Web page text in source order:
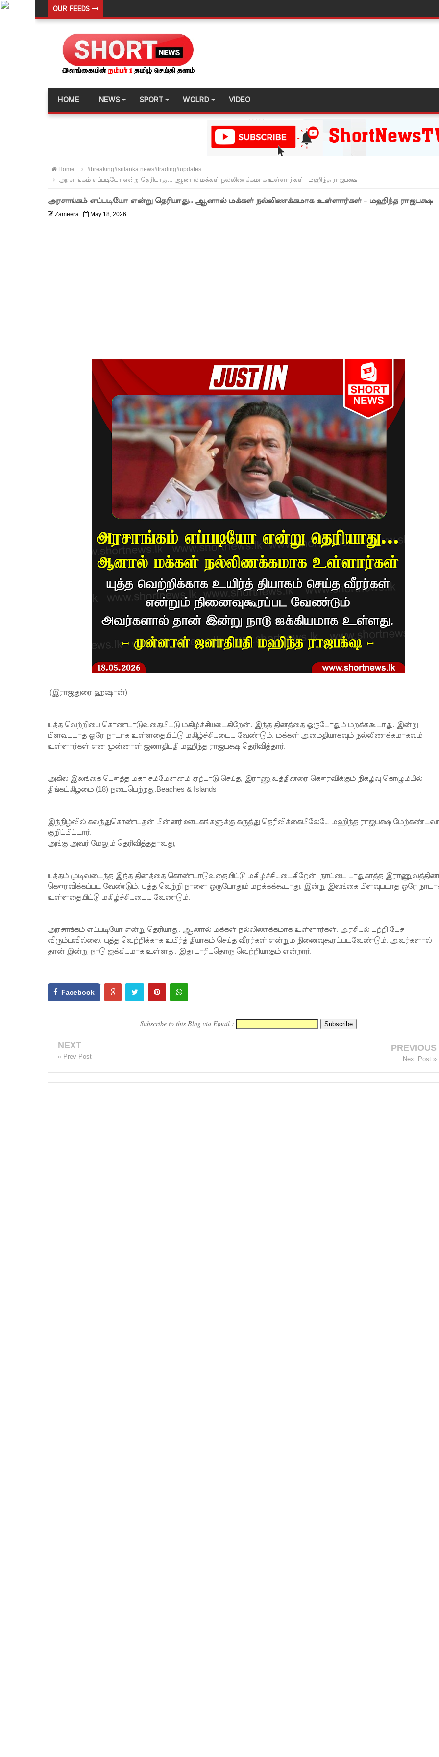
OUR FEEDS
வர்த்தமானியில் வெளியானது 22வது அரசியலமைப்புத் திருத்தச் சட்டமூலம்!
யாழ்.சிறைச்சாலையிலும் விசேட பாதுகாப்பு நடவடிக்கை!
மட்டக்களப்பு சிறைச்சாலையை சுற்றி பலத்த பாதுகாப்பு!
லலித் - குகன் காணாமற்போன வழக்கு கோட்டாபய ராஜபக்ச செப்டம்பர் 29ஆம் தேதி காணொளி மூலம் சாட்சியமளிக்க
நேற்றைய மெகசின் சிறை மோதலில் கைதி ஒருவர் பலி!
சிறையின் வாயிற்கதவை முற்றுகையிட்ட பல்லன்சேன கைதிகள்!
ஷானி அபேசேகர, பிரதிக் காவல்துறை மா அதிபராக தரமுயர்வு!
HOME NEWS SPORT WOLRD VIDEO
Home
#breaking#srilanka news#trading#updates
அரசாங்கம் எப்படியோ என்று தெரியாது… ஆனால் மக்கள் நல்லிணக்கமாக உள்ளார்கள் - மஹிந்த ராஜபக்ஷ
அரசாங்கம் எப்படியோ என்று தெரியாது… ஆனால் மக்கள் நல்லிணக்கமாக உள்ளார்கள் - மஹிந்த ராஜபக்ஷ
Zameera May 18, 2026
(இராஜதுரை ஹஷான்)
யுத்த வெற்றியை கொண்டாடுவதையிட்டு மகிழ்ச்சியடைகிறேன். இந்த தினத்தை ஒருபோதும் மறக்ககூடாது. இன்று
பிளவுபடாத ஒரே நாடாக உள்ளதையிட்டு மகிழ்ச்சியடைய வேண்டும். மக்கள் அமைதியாகவும் நல்லிணக்கமாகவும்
உள்ளார்கள் என முன்னாள் ஜனாதிபதி மஹிந்த ராஜபக்ஷ தெரிவித்தார்.
அகில இலங்கை பௌத்த மகா சம்மேளனம் ஏற்பாடு செய்த, இராணுவத்தினரை கௌரவிக்கும் நிகழ்வு கொழும்பில்
திங்கட்கிழமை (18) நடைபெற்றது.Beaches & Islands
இந்நிழ்வில் கலந்துகொண்டதன் பின்னர் ஊடகங்களுக்கு கருத்து தெரிவிக்கையிலேயே மஹிந்த ராஜபக்ஷ
குறிப்பிட்டார்.
அங்கு அவர் மேலும் தெரிவித்ததாவது,
யுத்தம் முடிவடைந்த இந்த தினத்தை கொண்டாடுவதையிட்டு மகிழ்ச்சியடைகிறேன். நாட்டை பாதுகாத்த
கௌரவிக்கப்பட வேண்டும். யுத்த வெற்றி நாளை ஒருபோதும் மறக்கக்கூடாது. இன்று இலங்கை பிளவுபடாத ஒரே
உள்ளதையிட்டு மகிழ்ச்சியடைய வேண்டும்.
அரசாங்கம் எப்படியோ என்று தெரியாது. ஆனால் மக்கள் நல்லிணக்கமாக உள்ளார்கள். அரசியல் பற்றி பேச
விரும்பவில்லை. யுத்த வெற்றிக்காக உயிர்த் தியாகம் செய்த வீரர்கள் என்றும் நினைவுகூரப்படவேண்டும். அவர்களால்
தான் இன்று நாடு ஐக்கியமாக உள்ளது. இது பாரியதொரு வெற்றியாகும் என்றார்.
Facebook
Subscribe to this Blog via Email :
NEXT
« Prev Post
PREVIOUS
Next Post »